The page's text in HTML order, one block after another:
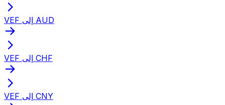
VEF إلى AUD
VEF إلى CHF
VEF إلى CNY